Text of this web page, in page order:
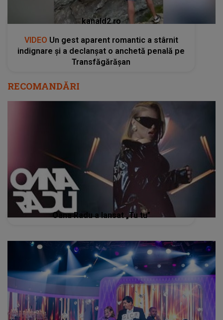
kanald2.ro
VIDEO Un gest aparent romantic a stârnit
indignare și a declanșat o anchetă penală pe
Transfăgărășan
RECOMANDĂRI
Oana Radu a lansat „Tu tu”